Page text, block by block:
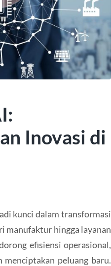
Inovasi di
kunci dalam transformasi
manufaktur hingga layanan
efisiensi operasional,
menciptakan peluang baru.